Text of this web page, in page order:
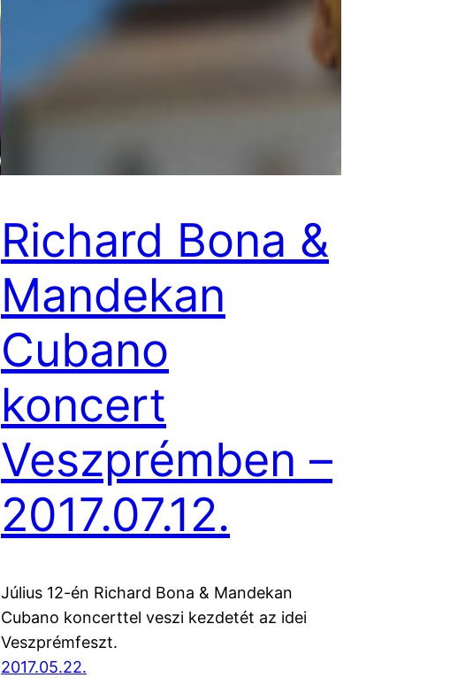
Richard Bona &
Mandekan
Cubano
koncert
Veszprémben –
2017.07.12.
Július 12-én Richard Bona & Mandekan
Cubano koncerttel veszi kezdetét az idei
Veszprémfeszt.
2017.05.22.